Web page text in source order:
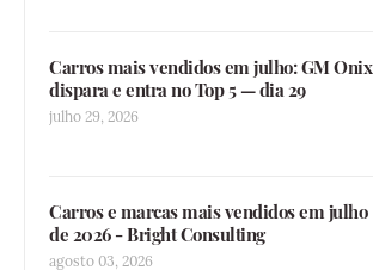
Carros mais vendidos em julho: GM Onix
dispara e entra no Top 5 — dia 29
julho 29, 2026
Carros e marcas mais vendidos em julho
de 2026 - Bright Consulting
agosto 03, 2026